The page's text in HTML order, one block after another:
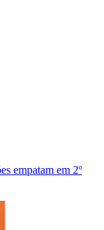
empatam em 2º